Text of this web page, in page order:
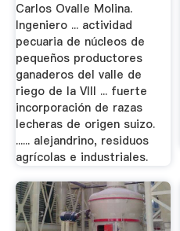
Carlos Ovalle Molina.
Ingeniero ... actividad
pecuaria de núcleos de
pequeños productores
ganaderos del valle de
riego de la VIII ... fuerte
incorporación de razas
lecheras de origen suizo.
...... alejandrino, residuos
agrícolas e industriales.